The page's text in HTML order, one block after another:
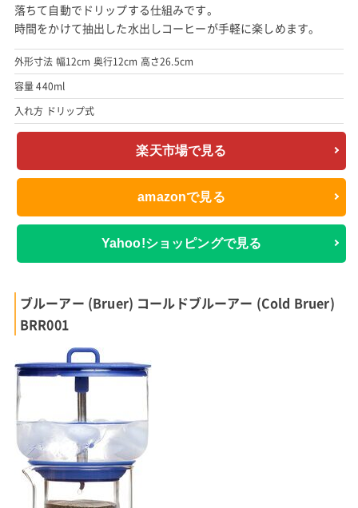
落ちて自動でドリップする仕組みです。
時間をかけて抽出した水出しコーヒーが手軽に楽しめます。
外形寸法 幅12cm 奥行12cm 高さ26.5cm
容量 440ml
入れ方 ドリップ式
楽天市場で見る
amazonで見る
Yahoo!ショッピングで見る
ブルーアー (Bruer) コールドブルーアー (Cold Bruer)
BRR001